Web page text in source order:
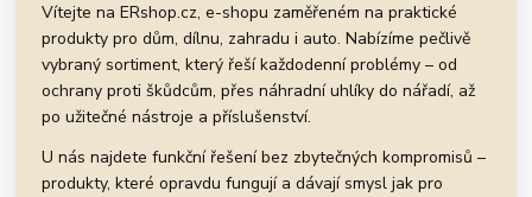
Vítejte na ERshop.cz, e-shopu zaměřeném na praktické
produkty pro dům, dílnu, zahradu i auto. Nabízíme pečlivě
vybraný sortiment, který řeší každodenní problémy – od
ochrany proti škůdcům, přes náhradní uhlíky do nářadí, až
po užitečné nástroje a příslušenství.
U nás najdete funkční řešení bez zbytečných kompromisů –
produkty, které opravdu fungují a dávají smysl jak pro